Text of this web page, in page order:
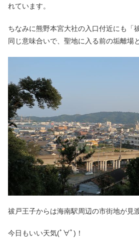
れています。
ちなみに熊野本宮大社の入口付近にも「
同じ意味合いで、聖地に入る前の垢離場
祓戸王子からは海南駅周辺の市街地が見
今日もいい天気(ﾟ∀ﾟ)！